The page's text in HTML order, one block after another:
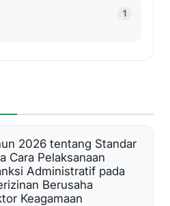
1
2026 tentang Standar
Cara Pelaksanaan
Administratif pada
Berusaha
Keagamaan